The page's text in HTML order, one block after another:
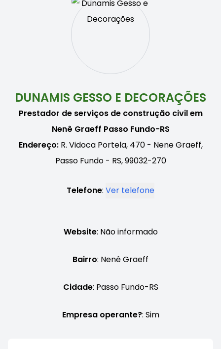
DUNAMIS GESSO E DECORAÇÕES
Prestador de serviços de construção civil em
Nenê Graeff Passo Fundo-RS
Endereço:R. Vidoca Portela, 470 - Nene Graeff,
Passo Fundo - RS, 99032-270
Telefone: Ver telefone
Website: Não informado
Bairro: Nenê Graeff
Cidade: Passo Fundo-RS
Empresa operante?: Sim